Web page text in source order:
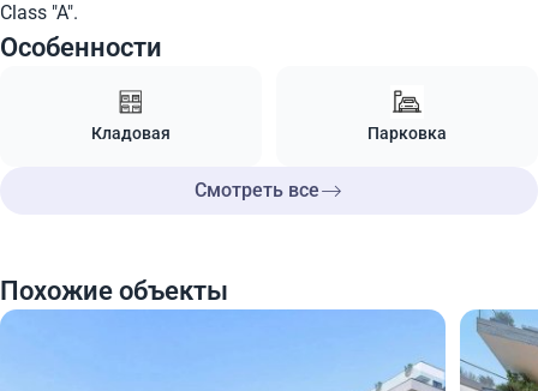
Class "A".
Особенности
Кладовая Парковка
Смотреть все
Похожие объекты